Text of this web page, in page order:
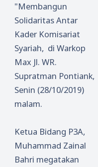
"Membangun
Solidaritas Antar
Kader Komisariat
Syariah, di Warkop
Max Jl. WR.
Supratman Pontiank,
Senin (28/10/2019)
malam.
Ketua Bidang P3A,
Muhammad Zainal
Bahri megatakan